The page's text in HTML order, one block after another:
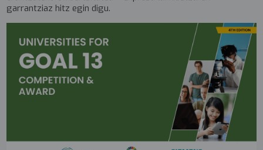
garrantziaz hitz egin digu.